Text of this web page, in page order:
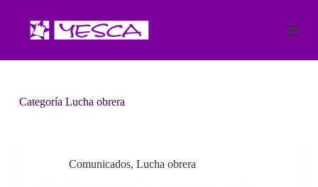
a
Categoría Lucha obrera
Comunicados, Lucha obrera